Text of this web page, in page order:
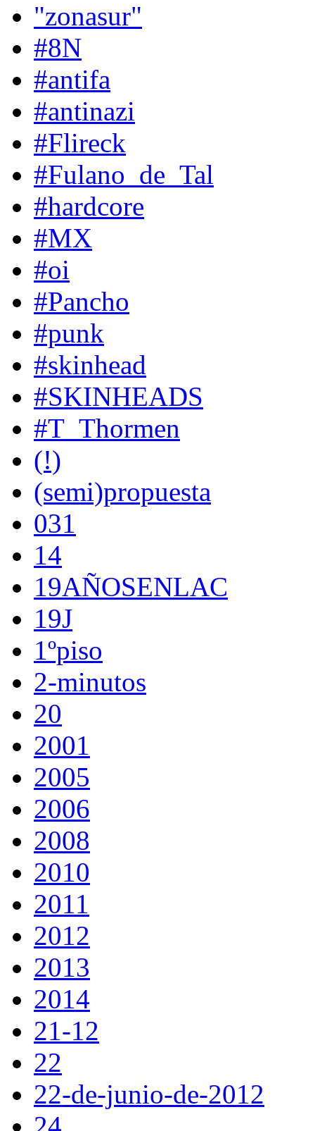
"zonasur"
#8N
#antifa
#antinazi
#Flireck
#Fulano_de_Tal
#hardcore
#MX
#oi
#Pancho
#punk
#skinhead
#SKINHEADS
#T_Thormen
(!)
(semi)propuesta
031
14
19AÑOSENLAC
19J
1ºpiso
2-minutos
20
2001
2005
2006
2008
2010
2011
2012
2013
2014
21-12
22
22-de-junio-de-2012